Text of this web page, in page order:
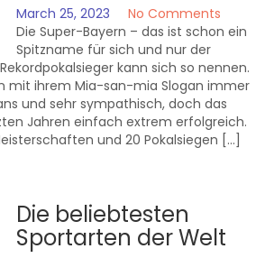
March 25, 2023
No Comments
Die Super-Bayern – das ist schon ein
Spitzname für sich und nur der
kann sich so nennen.
mit ihrem Mia-san-mia Slogan immer
und sehr sympathisch, doch das
Jahren einfach extrem erfolgreich.
und 20 Pokalsiegen […]
Die beliebtesten
Sportarten der Welt